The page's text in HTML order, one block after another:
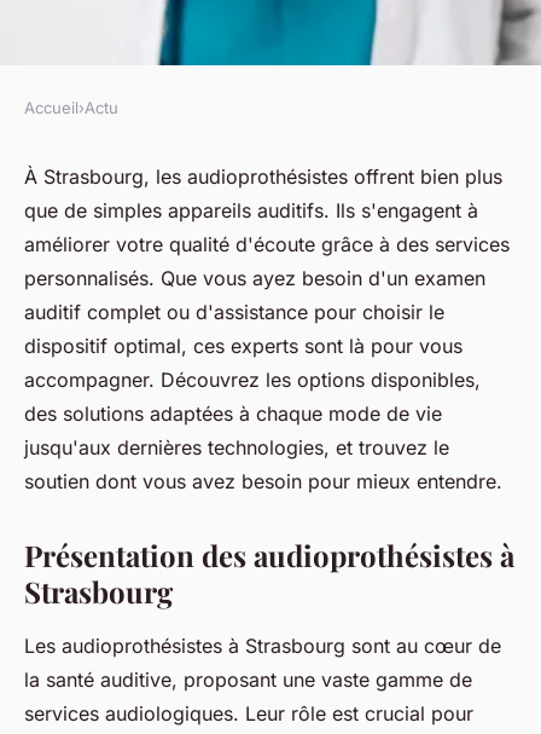
Découvrez les services d'un
audioprothésiste à strasbourg
fabienne•28 mars 2025•6 min de lecture
Accueil›Actu
À Strasbourg, les audioprothésistes offrent bien plus
que de simples appareils auditifs. Ils s'engagent à
améliorer votre qualité d'écoute grâce à des services
personnalisés. Que vous ayez besoin d'un examen
auditif complet ou d'assistance pour choisir le
dispositif optimal, ces experts sont là pour vous
accompagner. Découvrez les options disponibles,
des solutions adaptées à chaque mode de vie
jusqu'aux dernières technologies, et trouvez le
soutien dont vous avez besoin pour mieux entendre.
Présentation des audioprothésistes à
Strasbourg
Les audioprothésistes à Strasbourg sont au cœur de
la santé auditive, proposant une vaste gamme de
services audiologiques. Leur rôle est crucial pour